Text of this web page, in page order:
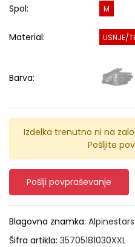
Spol: M
Material: USNJE/
Barva:
Izdelka trenutno ni na
Pošljite
Pošlji povpraševanje
Blagovna znamka: Alpinestars
Šifra artikla: 35705181030XXL